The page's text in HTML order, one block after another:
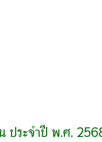
ประจำปี พ.ศ.